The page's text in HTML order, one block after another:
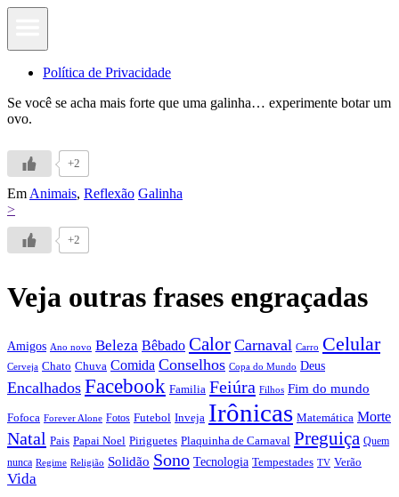
Política de Privacidade
Se você se acha mais forte que uma galinha… experimente botar um
ovo.
+2
Em Animais, Reflexão Galinha
>
+2
Veja outras frases engraçadas
Amigos Ano novo Beleza Bêbado Calor Carnaval Carro Celular
Cerveja Chato Chuva Comida Conselhos Copa do Mundo Deus
Encalhados Facebook Familia Feiúra Filhos Fim do mundo
Fofoca Forever Alone Fotos Futebol Inveja Irônicas Matemática Morte
Natal Pais Papai Noel Piriguetes Plaquinha de Carnaval Preguiça Quem
nunca Regime Religião Solidão Sono Tecnologia Tempestades TV Verão
Vida